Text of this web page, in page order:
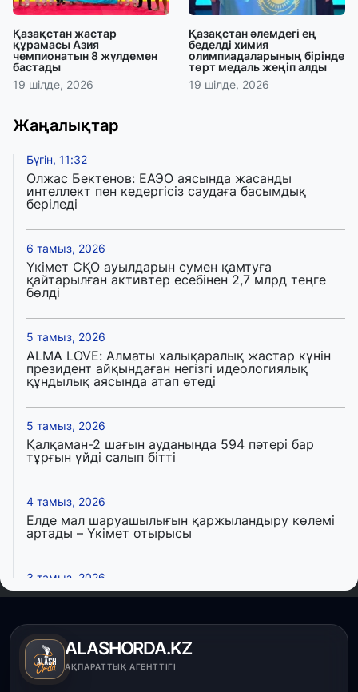
Қазақстан жастар
құрамасы Азия
чемпионатын 8 жүлдемен
бастады
19 шілде, 2026
Қазақстан әлемдегі ең
беделді химия
олимпиадаларының бірінде
төрт медаль жеңіп алды
19 шілде, 2026
Жаңалықтар
Бүгін, 11:32
Олжас Бектенов: ЕАЭО аясында жасанды
интеллект пен кедергісіз саудаға басымдық
беріледі
6 тамыз, 2026
Үкімет СҚО ауылдарын сумен қамтуға
қайтарылған активтер есебінен 2,7 млрд теңге
бөлді
5 тамыз, 2026
ALMA LOVE: Алматы халықаралық жастар күнін
президент айқындаған негізгі идеологиялық
құндылық аясында атап өтеді
5 тамыз, 2026
Қалқаман-2 шағын ауданында 594 пәтері бар
тұрғын үйді салып бітті
4 тамыз, 2026
Елде мал шаруашылығын қаржыландыру көлемі
артады – Үкімет отырысы
3 тамыз, 2026
Өңірлерде жаңа вокзалдар, су құбыры,
пайдалануға берілді
3 тамыз, 2026
ALASHORDA.KZ
АҚПАРАТТЫҚ АГЕНТТІГІ